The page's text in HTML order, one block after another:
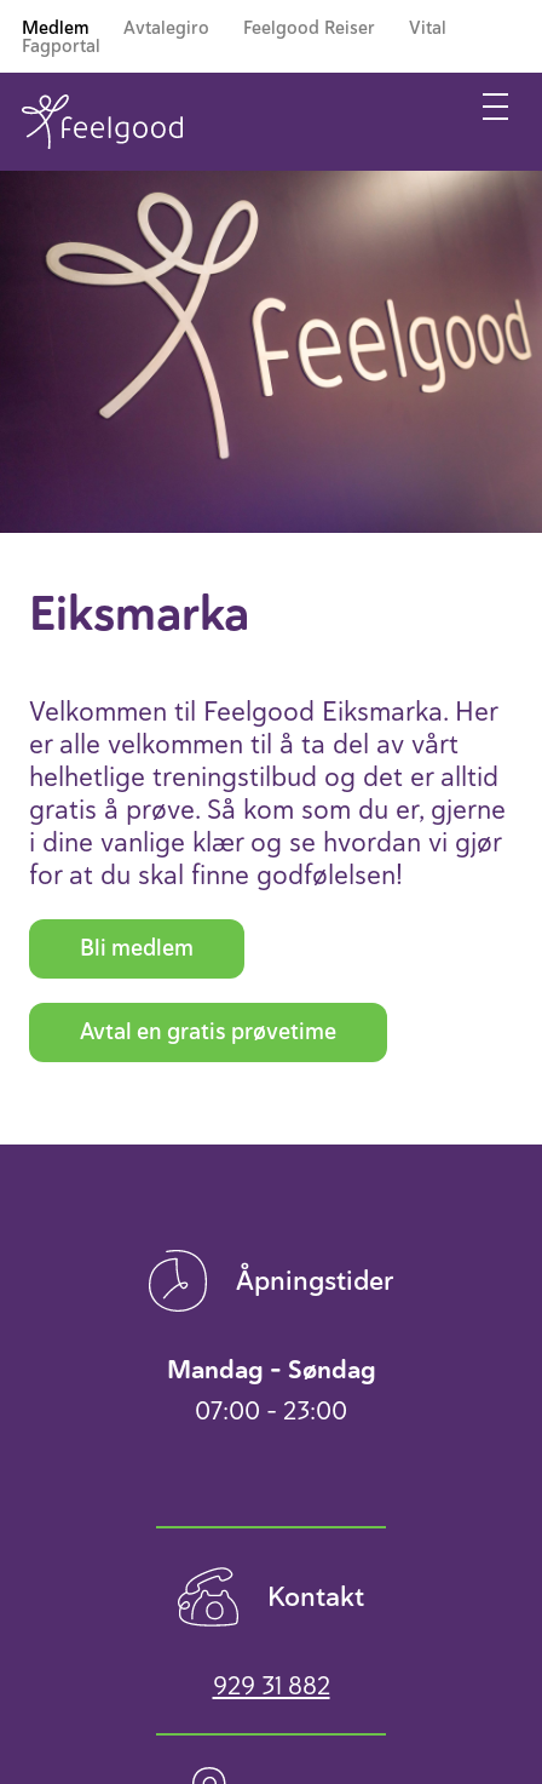
Medlem Avtalegiro Feelgood Reiser Vital
Fagportal
Eiks­marka
Velkommen til Feelgood Eiks­marka. Her
er alle velkommen til å ta del av vårt
helhet­lige trenings­tilbud og det er alltid
gratis å prøve. Så kom som du er, gjerne
i dine vanlige klær og se hvordan vi gjør
for at du skal finne godfø­lelsen!
Bli medlem
Avtal en gratis prøve­time
Åpningstider
Mandag – Søndag
07:00 – 23:00
Kontakt
929 31 882